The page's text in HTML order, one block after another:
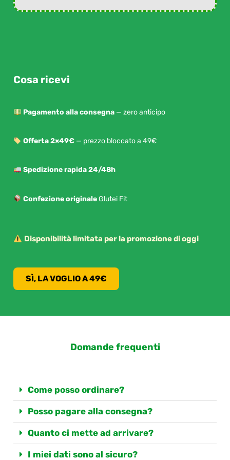
Cosa ricevi
Pagamento alla consegna— zero anticipo
Offerta 2×49€— prezzo bloccato a 49€
Spedizione rapida 24/48h
Confezione originaleGlutei Fit
Disponibilità limitata per la promozione di oggi
SÌ, LA VOGLIO A 49€
Domande frequenti
Come posso ordinare?
Posso pagare alla consegna?
Quanto ci mette ad arrivare?
I miei dati sono al sicuro?